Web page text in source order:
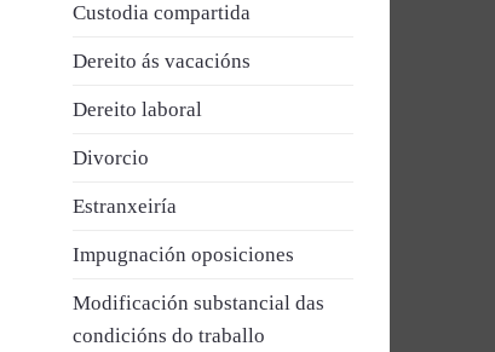
Custodia compartida
Dereito ás vacacións
Dereito laboral
Divorcio
Estranxeiría
Impugnación oposiciones
Modificación substancial das
condicións do traballo